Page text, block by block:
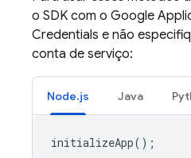
o SDK com o Google
Credentials e não
conta de serviço:
Node.js Java
initializeApp();